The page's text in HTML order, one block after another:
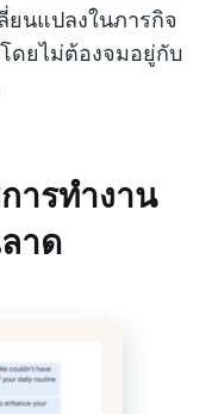
ยนแปลงในภารกิจ
ดยไม่ต้องจมอยู่กับ
ารทำงาน
าด